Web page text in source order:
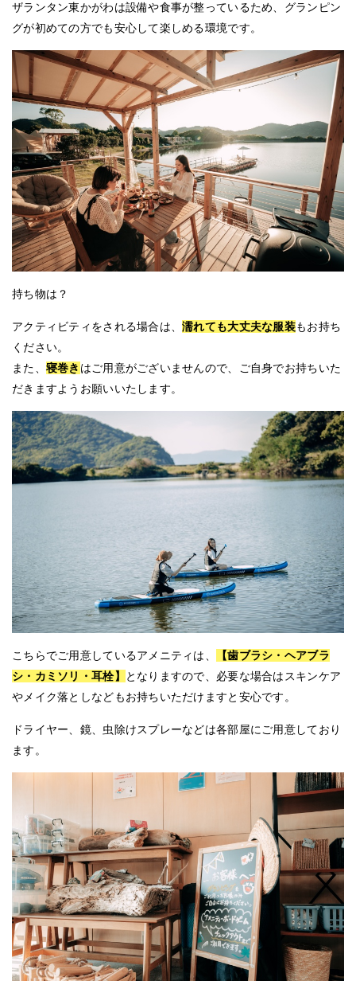
ザランタン東かがわは設備や食事が整っているため、 グランピン
グが初めての方でも安心して楽しめる環境です。
持ち物は？
アクティビティをされる場合は、濡れても大丈夫な服装もお持ち
ください。
また、 寝巻き はご用意がございませんので、ご自身でお持ちいた
だきますようお願いいたします。
こちらでご用意しているアメニティは、
【歯ブラシ・ヘアブラ
シ・カミソリ・耳栓】
となりますので、必要な場合はスキンケア
やメイク落としなどもお持ちいただけますと安心です。
ドライヤー、鏡、虫除けスプレーなどは各部屋にご用意しており
ます。